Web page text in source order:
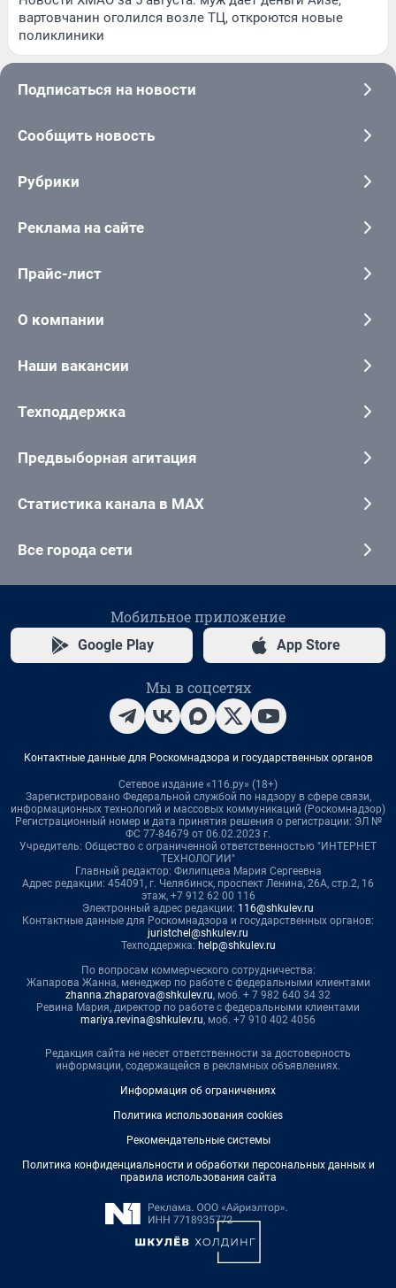
вартовчанин оголился возле ТЦ, откроются новые
поликлиники
Подписаться на новости
Сообщить новость
Рубрики
Реклама на сайте
Прайс-лист
О компании
Наши вакансии
Техподдержка
Предвыборная агитация
Статистика канала в MAX
Все города сети
Мобильное приложение
Google Play App Store
Мы в соцсетях
Контактные данные для Роскомнадзора и государственных органов
Сетевое издание «116.ру» (18+)
Зарегистрировано Федеральной службой по надзору в сфере связи,
информационных технологий и массовых коммуникаций (Роскомнадзор)
Регистрационный номер и дата принятия решения о регистрации: ЭЛ №
ФС 77-84679 от 06.02.2023 г.
Учредитель: Общество с ограниченной ответственностью "ИНТЕРНЕТ
ТЕХНОЛОГИИ"
Главный редактор: Филипцева Мария Сергеевна
Адрес редакции: 454091, г. Челябинск, проспект Ленина, 26А, стр.2, 16
этаж, +7 912 62 00 116
Электронный адрес редакции: 116@shkulev.ru
Контактные данные для Роскомнадзора и государственных органов:
juristchel@shkulev.ru
Техподдержка: help@shkulev.ru
По вопросам коммерческого сотрудничества:
Жапарова Жанна, менеджер по работе с федеральными клиентами
zhanna.zhaparova@shkulev.ru, моб. + 7 982 640 34 32
Ревина Мария, директор по работе с федеральными клиентами
mariya.revina@shkulev.ru, моб. +7 910 402 4056
Редакция сайта не несет ответственности за достоверность
информации, содержащейся в рекламных объявлениях.
Информация об ограничениях
Политика использования cookies
Рекомендательные системы
Политика конфиденциальности и обработки персональных данных и
правила использования сайта